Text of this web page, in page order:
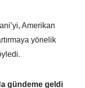
Amerikan
yönelik
gündeme geldi